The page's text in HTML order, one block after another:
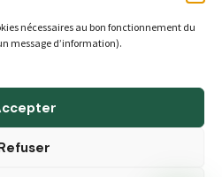
nécessaires au bon fonctionnement du
message d’information).
Blog